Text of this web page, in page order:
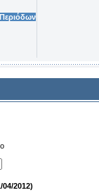
04/2012)